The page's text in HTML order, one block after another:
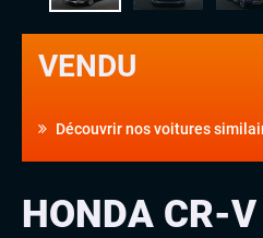
VENDU
Découvrir nos voitures
HONDA CR-V